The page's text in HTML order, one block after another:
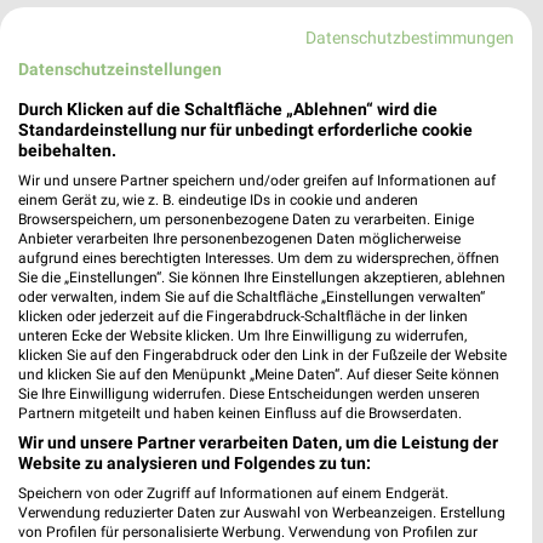
XXXLutz
22,7 km
Büro Spezial
Gültig bis Fr. 14.08.
22,7 km
Junges Wohnen
Noch morgen gültig
Datenschutzbestimmungen
Datenschutzeinstellungen
Durch Klicken auf die Schaltfläche „Ablehnen“ wird die
Standardeinstellung nur für unbedingt erforderliche cookie
beibehalten.
Wir und unsere Partner speichern und/oder greifen auf Informationen auf
einem Gerät zu, wie z. B. eindeutige IDs in cookie und anderen
Browserspeichern, um personenbezogene Daten zu verarbeiten. Einige
Anbieter verarbeiten Ihre personenbezogenen Daten möglicherweise
aufgrund eines berechtigten Interesses. Um dem zu widersprechen, öffnen
Sie die „Einstellungen“. Sie können Ihre Einstellungen akzeptieren, ablehnen
oder verwalten, indem Sie auf die Schaltfläche „Einstellungen verwalten“
klicken oder jederzeit auf die Fingerabdruck-Schaltfläche in der linken
unteren Ecke der Website klicken. Um Ihre Einwilligung zu widerrufen,
klicken Sie auf den Fingerabdruck oder den Link in der Fußzeile der Website
und klicken Sie auf den Menüpunkt „Meine Daten“. Auf dieser Seite können
Sie Ihre Einwilligung widerrufen. Diese Entscheidungen werden unseren
Partnern mitgeteilt und haben keinen Einfluss auf die Browserdaten.
Wir und unsere Partner verarbeiten Daten, um die Leistung der
Website zu analysieren und Folgendes zu tun:
Speichern von oder Zugriff auf Informationen auf einem Endgerät.
Verwendung reduzierter Daten zur Auswahl von Werbeanzeigen. Erstellung
von Profilen für personalisierte Werbung. Verwendung von Profilen zur